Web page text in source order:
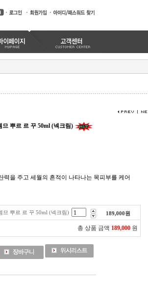
뿌르 르 꾸 50ml (넥크림)
력을 주고 세월의 흔적이 나타나는 목피부를 케어
므 뿌르 르 꾸 50ml (넥크림) 189,000원
총 상품 금액 189,000 원